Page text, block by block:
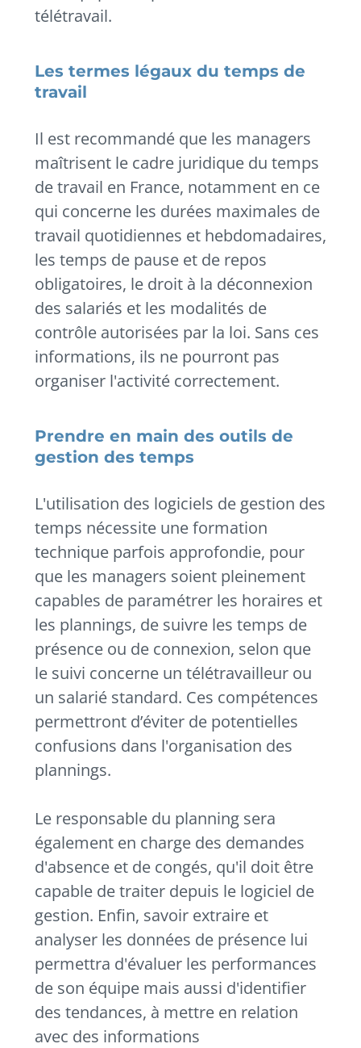
télétravail.
Les termes légaux du temps de
travail
Il est recommandé que les managers
maîtrisentle cadre juridique du temps
de travail en France, notamment en ce
qui concerne les durées maximales de
travail quotidiennes et hebdomadaires,
les temps de pause et de repos
obligatoires, le droit à la déconnexion
des salariés et les modalités de
contrôle autorisées par la loi. Sans ces
informations, ils ne pourront pas
organiser l'activité correctement.
Prendre en main des outils de
gestion des temps
L'utilisation des logiciels de gestion des
temps nécessite une formation
technique parfois approfondie, pour
que les managers soient pleinement
capables de paramétrer les horaires et
les plannings, de suivre les temps de
présence ou de connexion, selon que
le suivi concerne un télétravailleur ou
un salarié standard. Ces compétences
permettront d’éviter de potentielles
confusions dans l'organisation des
plannings.
Le responsable du planning sera
également en charge des demandes
d'absence et de congés, qu'il doit être
capable de traiter depuis le logiciel de
gestion. Enfin, savoir extraire et
analyser les données de présence lui
permettra d'évaluer les performances
de son équipe mais aussi d'identifier
des tendances, à mettre en relation
avec des informations